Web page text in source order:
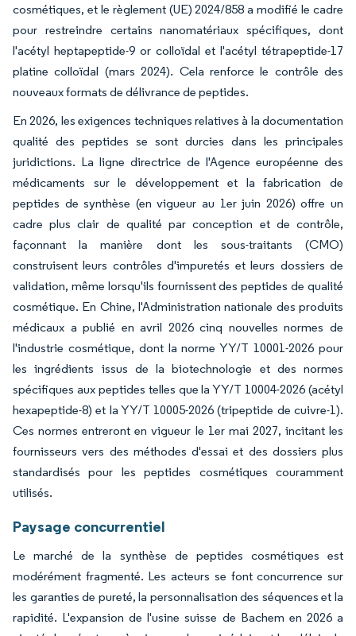
cosmétiques, et le règlement (UE) 2024/858 a modifié le cadre
pour restreindre certains nanomatériaux spécifiques, dont
l'acétyl heptapeptide-9 or colloïdal et l'acétyl tétrapeptide-17
platine colloïdal (mars 2024). Cela renforce le contrôle des
nouveaux formats de délivrance de peptides.
En 2026, les exigences techniques relatives à la documentation
qualité des peptides se sont durcies dans les principales
juridictions. La ligne directrice de l'Agence européenne des
médicaments sur le développement et la fabrication de
peptides de synthèse (en vigueur au 1er juin 2026) offre un
cadre plus clair de qualité par conception et de contrôle,
façonnant la manière dont les sous-traitants (CMO)
construisent leurs contrôles d'impuretés et leurs dossiers de
validation, même lorsqu'ils fournissent des peptides de qualité
cosmétique. En Chine, l'Administration nationale des produits
médicaux a publié en avril 2026 cinq nouvelles normes de
l'industrie cosmétique, dont la norme YY/T 10001-2026 pour
les ingrédients issus de la biotechnologie et des normes
spécifiques aux peptides telles que la YY/T 10004-2026 (acétyl
hexapeptide-8) et la YY/T 10005-2026 (tripeptide de cuivre-1).
Ces normes entreront en vigueur le 1er mai 2027, incitant les
fournisseurs vers des méthodes d'essai et des dossiers plus
standardisés pour les peptides cosmétiques couramment
utilisés.
Paysage concurrentiel
Le marché de la synthèse de peptides cosmétiques est
modérément fragmenté. Les acteurs se font concurrence sur
les garanties de pureté, la personnalisation des séquences et la
rapidité. L'expansion de l'usine suisse de Bachem en 2026 a